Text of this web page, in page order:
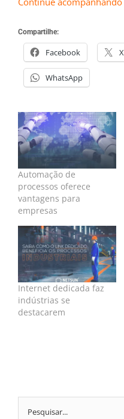
Compartilhe:
Facebook X
WhatsApp
Automação de
processos oferece
vantagens para
empresas
Internet dedicada faz
indústrias se
destacarem